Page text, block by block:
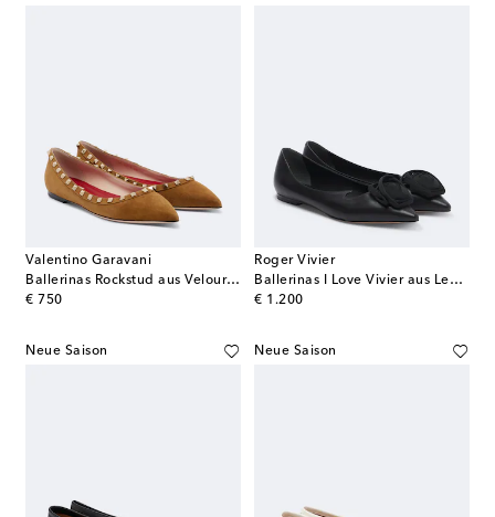
Valentino Garavani
Ballerinas Rockstud aus Veloursleder
€ 750
original price
Roger Vivier
Ballerinas I Love Vivier aus Leder
€ 1.200
original price
Neue Saison Neue Saison